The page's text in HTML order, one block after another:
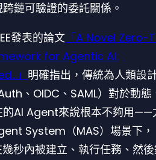
鏈可驗證的委託關係。
發表的論文 「A Novel Zero-
for Agentic AI:
」 明確指出，傳統為人類設
、OIDC、SAML）對於動態
的AI Agent來說根本不夠用——
System（MAS）場景下，
秒內被建立、執行任務、然